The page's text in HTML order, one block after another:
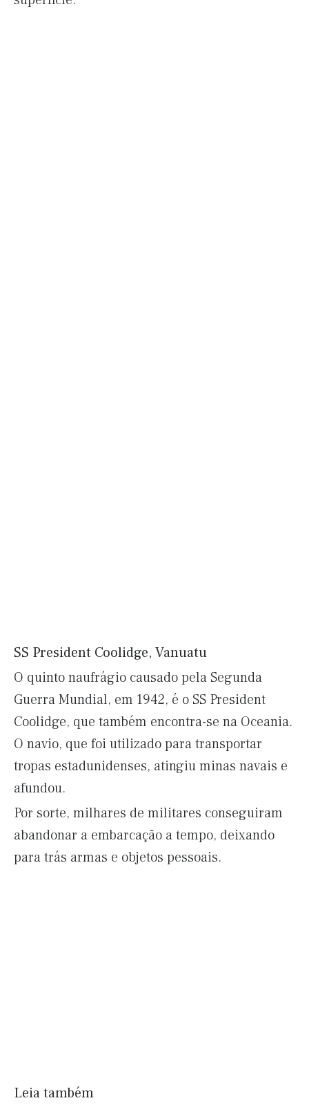
SS President Coolidge, Vanuatu
O quinto naufrágio causado pela Segunda
Guerra Mundial, em 1942, é o SS President
Coolidge, que também encontra-se na Oceania.
O navio, que foi utilizado para transportar
tropas estadunidenses, atingiu minas navais e
afundou.
Por sorte, milhares de militares conseguiram
abandonar a embarcação a tempo, deixando
para trás armas e objetos pessoais.
Leia também